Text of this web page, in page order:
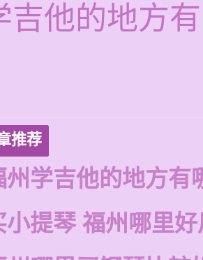
吉他的地方
推荐
州学吉他的地方有
小提琴 福州哪里